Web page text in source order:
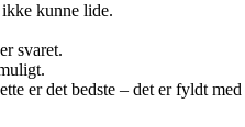
kunne lide.
svaret.
er det bedste – det er fyldt med